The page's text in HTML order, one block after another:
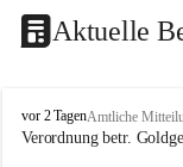
Aktuelle
B
r
vor 2 TagenAmtliche
Verordnung betr.